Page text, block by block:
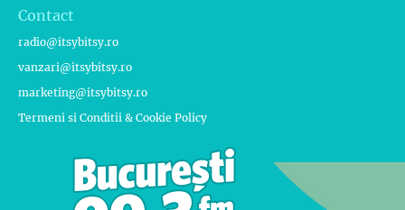
Contact
radio@itsybitsy.ro
vanzari@itsybitsy.ro
marketing@itsybitsy.ro
Termeni si Conditii & Cookie Policy